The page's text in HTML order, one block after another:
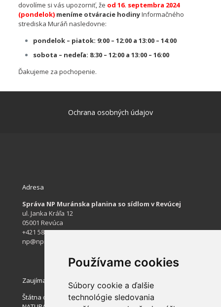
Používame cookies
Súbory cookie a ďalšie
technológie sledovania
dovolíme si vás upozorniť, že od 16. septembra 2024
(pondelok) meníme otváracie hodinyInformačného
strediska Muráň nasledovne:
pondelok – piatok: 9:00 – 12:00 a 13:00 – 14:00
sobota – nedeľa: 8:30 – 12:00 a 13:00 – 16:00
Ďakujeme za pochopenie.
Ochrana osobných údajov
Adresa
Správa NP Muránska planina so sídlom v Revúcej
ul. Janka Kráľa 12
05001 Revúca
+421 584 422 061
np@npmuranskaplanina.sk
Zaujímavé stránky
Štátna ochrana prírody SR